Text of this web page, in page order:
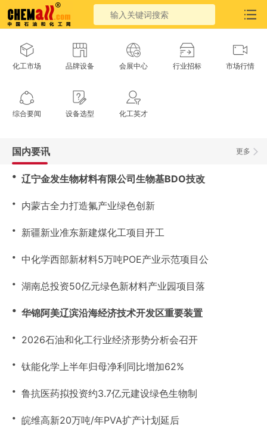
化工市场 品牌设备 会展中心 行业招标 市场行情
综合要闻 设备选型 化工英才
更多
国内要讯
・ 辽宁金发生物材料有限公司生物基BDO技改
・ 内蒙古全力打造氟产业绿色创新
・ 新疆新业准东新建煤化工项目开工
・ 中化学西部新材料5万吨POE产业示范项目公
・ 湖南总投资50亿元绿色新材料产业园项目落
・ 华锦阿美辽滨沿海经济技术开发区重要装置
・ 2026石油和化工行业经济形势分析会召开
・ 钛能化学上半年归母净利同比增加62%
・ 鲁抗医药拟投资约3.7亿元建设绿色生物制
・ 皖维高新20万吨/年PVA扩产计划延后